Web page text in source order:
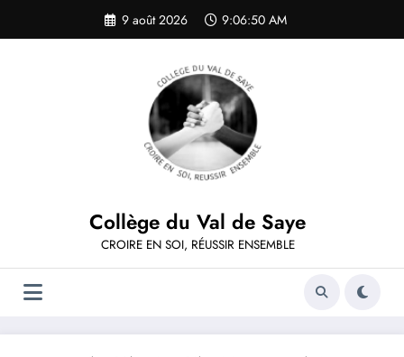
contenu
9 août 2026 9:06:50 AM
Collège du Val de Saye
CROIRE EN SOI, RÉUSSIR ENSEMBLE